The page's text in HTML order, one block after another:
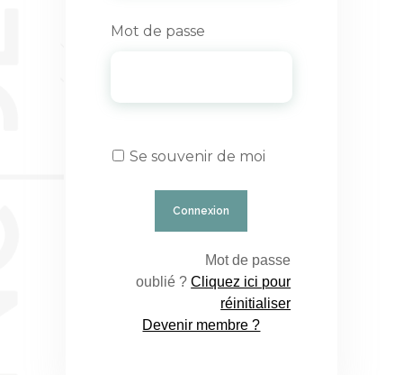
Mot de passe
Se souvenir de moi
Mot de passe
oublié ?Cliquez ici pour
réinitialiser
Devenir membre ?